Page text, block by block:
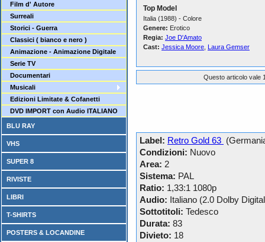
Film d' Autore
Surreali
Storici - Guerra
Classici ( bianco e nero )
Animazione - Animazione Digitale
Serie TV
Documentari
Musicali
Edizioni Limitate & Cofanetti
DVD IMPORT con Audio ITALIANO
BLU RAY
VHS
SUPER 8
RIVISTE
LIBRI
T-SHIRTS
POSTERS & LOCANDINE
Top Model
Italia (1988) - Colore
Genere: Erotico
Regia: Joe D'Amato
Cast: Jessica Moore Laura Gemser
Questo articolo vale
Label: Retro Gold 63
Condizioni: Nuovo
Area: 2
Sistema: PAL
Ratio: 1,33:1 1080p
Audio: Italiano (2.0 Dolby
Sottotitoli: Tedesco
Durata: 83
Divieto: 18